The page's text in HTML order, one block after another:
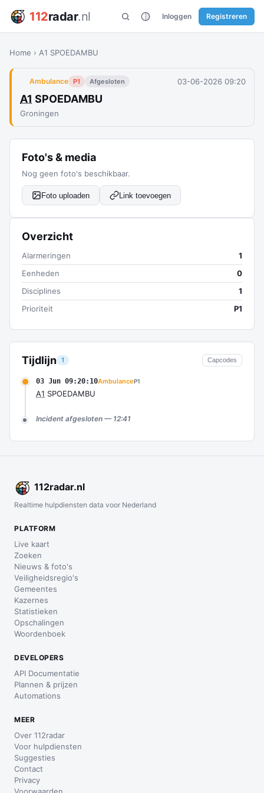
112radar.nl Inloggen Registreren
Home › A1 SPOEDAMBU
Ambulance P1 Afgesloten 03-06-2026 09:20
A1 SPOEDAMBU
Groningen
Tijdlijn 1 Capcodes
03 Jun 09:20:10AmbulanceP1
A1 SPOEDAMBU
Incident afgesloten — 12:41
Foto's & media
Nog geen foto's beschikbaar.
Foto uploaden Link toevoegen
Overzicht
Alarmeringen
1
Eenheden
0
Disciplines
1
Prioriteit
P1
112radar.nl
Realtime hulpdiensten data voor Nederland
PLATFORM
Live kaart
Zoeken
Nieuws & foto's
Veiligheidsregio's
Gemeentes
Kazernes
Statistieken
Opschalingen
Woordenboek
DEVELOPERS
API Documentatie
Plannen & prijzen
Automations
MEER
Over 112radar
Voor hulpdiensten
Suggesties
Contact
Privacy